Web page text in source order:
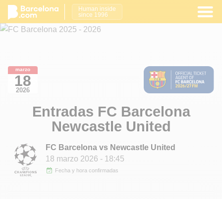
Human inside
since 1996
marzo
18
2026
Entradas FC Barcelona
Newcastle United
FC Barcelona vs Newcastle United
18 marzo 2026 - 18:45
Fecha y hora confirmadas